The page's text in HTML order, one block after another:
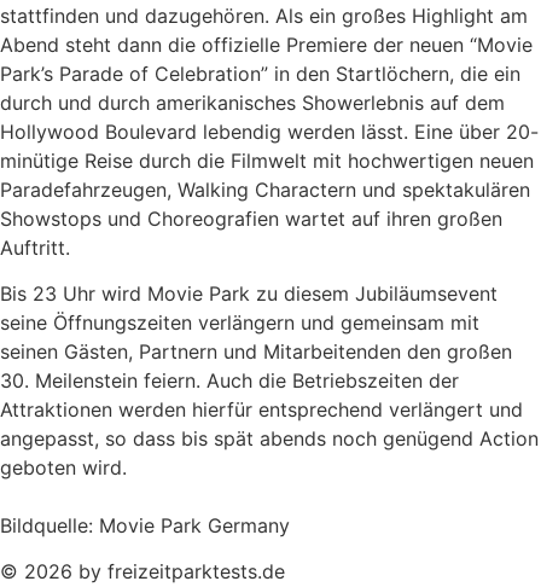
stattfinden und dazugehören. Als ein großes Highlight am
Abend steht dann die offizielle Premiere der neuen “Movie
Park’s Parade of Celebration” in den Startlöchern, die ein
durch und durch amerikanisches Showerlebnis auf dem
Hollywood Boulevard lebendig werden lässt. Eine über 20-
minütige Reise durch die Filmwelt mit hochwertigen neuen
Paradefahrzeugen, Walking Charactern und spektakulären
Showstops und Choreografien wartet auf ihren großen
Auftritt.
Bis 23 Uhr wird Movie Park zu diesem Jubiläumsevent
seine Öffnungszeiten verlängern und gemeinsam mit
seinen Gästen, Partnern und Mitarbeitenden den großen
30. Meilenstein feiern. Auch die Betriebszeiten der
Attraktionen werden hierfür entsprechend verlängert und
angepasst, so dass bis spät abends noch genügend Action
geboten wird.
Bildquelle: Movie Park Germany
© 2026 by freizeitparktests.de